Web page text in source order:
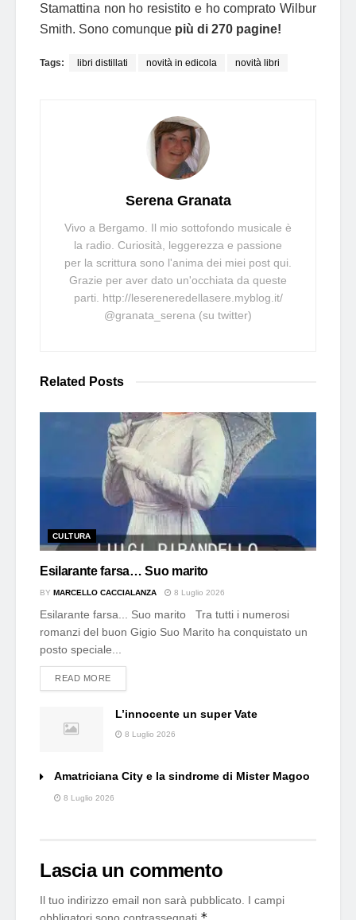
Stamattina non ho resistito e ho comprato Wilbur
Smith. Sono comunque più di 270 pagine!
Tags: libri distillati novità in edicola novità libri
Serena Granata
Vivo a Bergamo. Il mio sottofondo musicale è
la radio. Curiosità, leggerezza e passione
per la scrittura sono l'anima dei miei post qui.
Grazie per aver dato un'occhiata da queste
parti. http://lesereneredellasere.myblog.it/
@granata_serena (su twitter)
Related Posts
CULTURA
Esilarante farsa… Suo marito
BY MARCELLO CACCIALANZA 8 Luglio 2026
Esilarante farsa... Suo marito Tra tutti i numerosi
romanzi del buon Gigio Suo Marito ha conquistato un
posto speciale...
READ MOREDETAILS
L’innocente un super Vate
8 Luglio 2026
Amatriciana City e la sindrome di Mister Magoo
8 Luglio 2026
Lascia un commento
Il tuo indirizzo email non sarà pubblicato. I campi